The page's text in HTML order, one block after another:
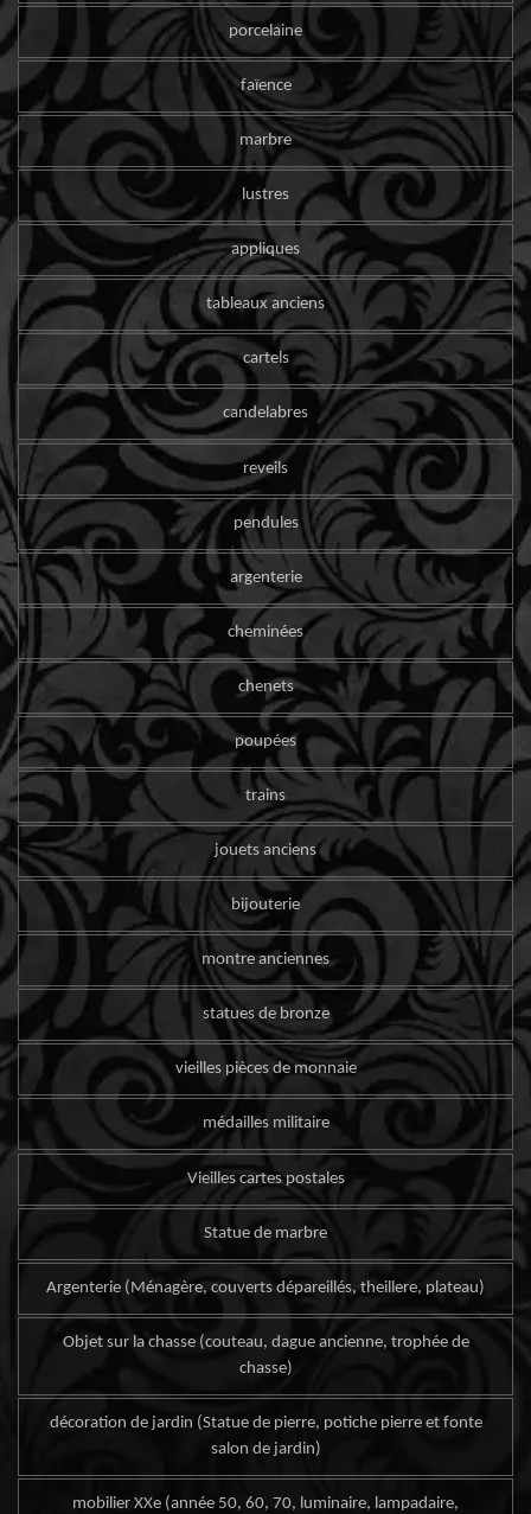
porcelaine
faïence
marbre
lustres
appliques
tableaux anciens
cartels
candelabres
reveils
pendules
argenterie
cheminées
chenets
poupées
trains
jouets anciens
bijouterie
montre anciennes
statues de bronze
vieilles pièces de monnaie
médailles militaire
Vieilles cartes postales
Statue de marbre
Argenterie (Ménagère, couverts dépareillés, theillere, plateau)
Objet sur la chasse (couteau, dague ancienne, trophée de
chasse)
décoration de jardin (Statue de pierre, potiche pierre et fonte
salon de jardin)
mobilier XXe (année 50, 60, 70, luminaire, lampadaire,